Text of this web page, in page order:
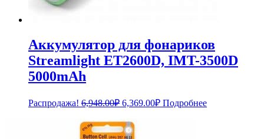
Аккумулятор для фонариков
Streamlight ET2600D, IMT-3500D
5000mAh
Распродажа! 6,948.00₽ Первоначальная
составляла
6,948.00₽.
6,369.00₽Текущая
цена:
Подробнее